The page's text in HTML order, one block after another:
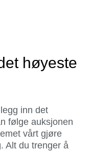
høyeste
inn det
følge auksjonen
vårt gjøre
Alt du trenger å